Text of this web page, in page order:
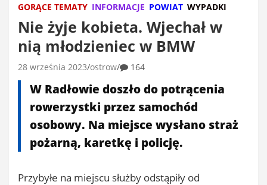
GORĄCE TEMATY INFORMACJE POWIAT WYPADKI
Nie żyje kobieta. Wjechał w
nią młodzieniec w BMW
28 września 2023 ostrow 164
W Radłowie doszło do potrącenia
rowerzystki przez samochód
osobowy. Na miejsce wysłano straż
pożarną, karetkę i policję.
Przybyłe na miejscu służby odstąpiły od